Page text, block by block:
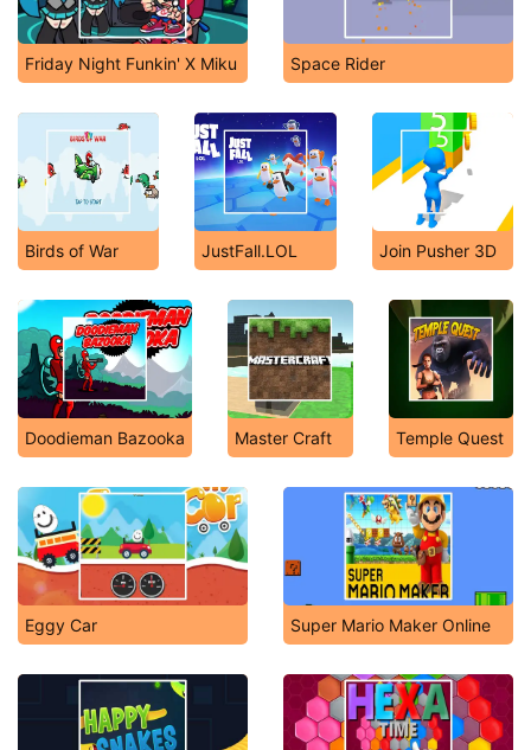
Friday Night Funkin' X Miku Space Rider
Birds of War JustFall.LOL Join Pusher 3D
Doodieman Bazooka Master Craft Temple Quest
Eggy Car Super Mario Maker Online